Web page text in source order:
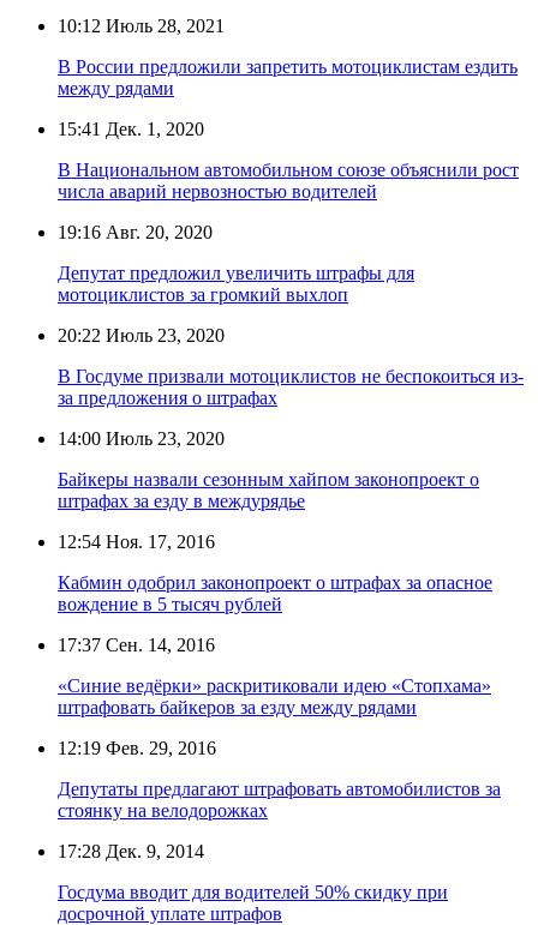
10:12 Июль 28, 2021
В России предложили запретить мотоциклистам ездить
между рядами
15:41 Дек. 1, 2020
В Национальном автомобильном союзе объяснили рост
числа аварий нервозностью водителей
19:16 Авг. 20, 2020
Депутат предложил увеличить штрафы для
мотоциклистов за громкий выхлоп
20:22 Июль 23, 2020
В Госдуме призвали мотоциклистов не беспокоиться из-
за предложения о штрафах
14:00 Июль 23, 2020
Байкеры назвали сезонным хайпом законопроект о
штрафах за езду в междурядье
12:54 Ноя. 17, 2016
Кабмин одобрил законопроект о штрафах за опасное
вождение в 5 тысяч рублей
17:37 Сен. 14, 2016
«Синие ведёрки» раскритиковали идею «Стопхама»
штрафовать байкеров за езду между рядами
12:19 Фев. 29, 2016
Депутаты предлагают штрафовать автомобилистов за
стоянку на велодорожках
17:28 Дек. 9, 2014
Госдума вводит для водителей 50% скидку при
досрочной уплате штрафов